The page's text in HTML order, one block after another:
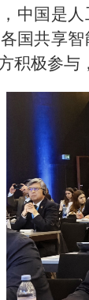
中国是
国共享
积极参与